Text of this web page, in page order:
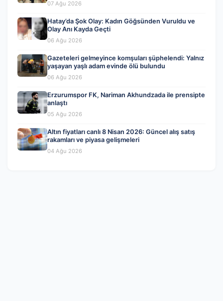
07 Ağu 2026
Hatay’da Şok Olay: Kadın Göğsünden Vuruldu ve
Olay Anı Kayda Geçti
06 Ağu 2026
Gazeteleri gelmeyince komşuları şüphelendi: Yalnız
yaşayan yaşlı adam evinde ölü bulundu
06 Ağu 2026
Erzurumspor FK, Nariman Akhundzada ile prensipte
anlaştı
05 Ağu 2026
Altın fiyatları canlı 8 Nisan 2026: Güncel alış satış
rakamları ve piyasa gelişmeleri
04 Ağu 2026